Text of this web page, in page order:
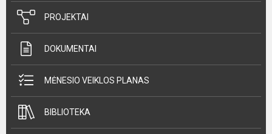
PROJEKTAI
DOKUMENTAI
MĖNESIO VEIKLOS PLANAS
BIBLIOTEKA